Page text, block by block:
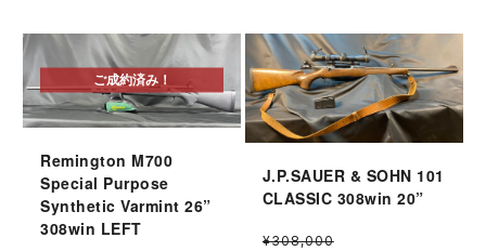
ご成約済み！
Remington M700
Special Purpose
Synthetic Varmint 26”
308win LEFT
J.P.SAUER & SOHN 101
CLASSIC 308win 20”
¥308,000